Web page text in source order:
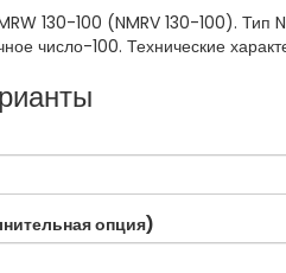
130-100 (NMRV 130-100). Тип
число-100. Технические
опция)